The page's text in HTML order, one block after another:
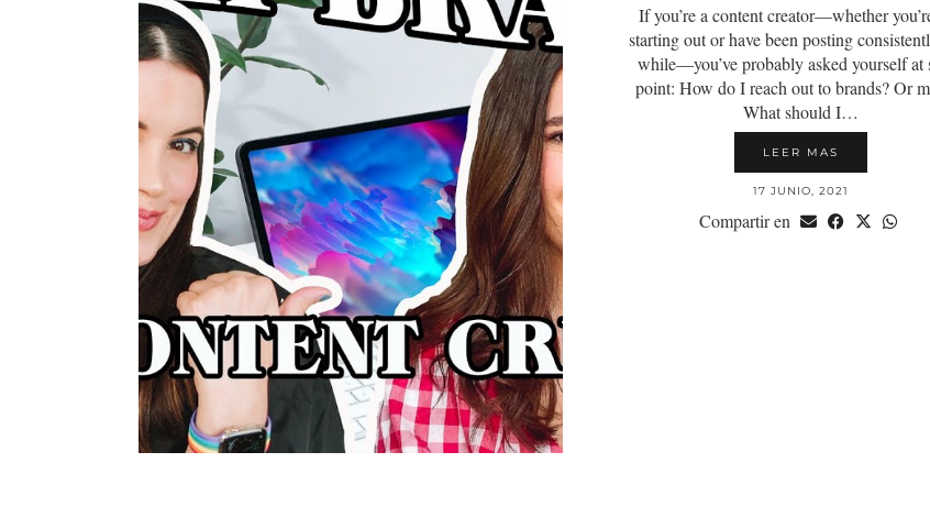
If you’re a content creator—whether
starting out or have been posting
while—you’ve probably asked yourself at
point: How do I reach out to brands? Or
What should I…
LEER MAS
17 JUNIO, 2021
Compartir en